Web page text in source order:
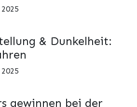
& Dunkelheit:
gewinnen bei der